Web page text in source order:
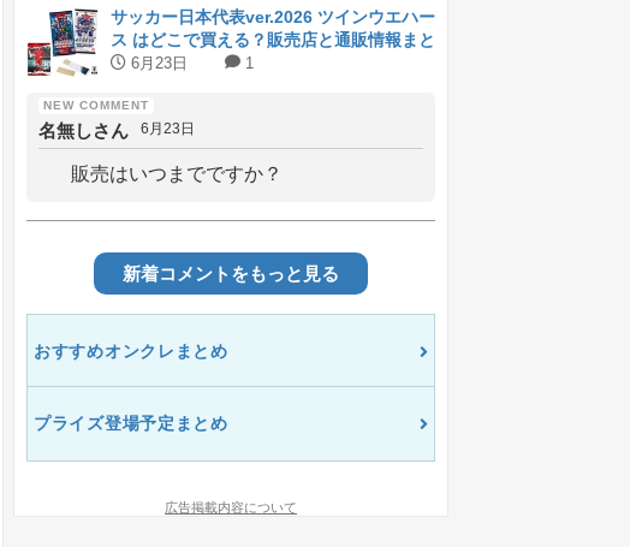
サッカー日本代表ver.2026 ツインウエハー
ス はどこで買える？販売店と通販情報まと
め 6月23日 1
名無しさん 6月23日
販売はいつまでですか？
新着コメントをもっと見る
おすすめオンクレまとめ
プライズ登場予定まとめ
広告掲載内容について